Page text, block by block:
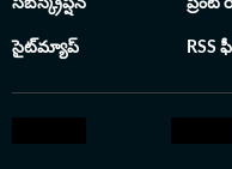
సబ్‌స్క్రిప్షన్
సైట్‌మ్యాప్ RSS